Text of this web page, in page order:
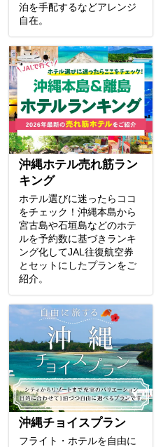
泊を手配するなどアレンジ
自在。
沖縄ホテル売れ筋ラン
キング
ホテル選びに迷ったらココ
をチェック！沖縄本島から
宮古島や石垣島などのホテ
ルを予約数に基づきランキ
ング化してJAL往復航空券
とセットにしたプランをご
紹介。
沖縄チョイスプラン
フライト・ホテルを自由に